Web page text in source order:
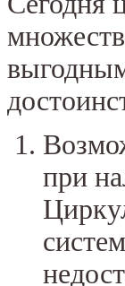
при